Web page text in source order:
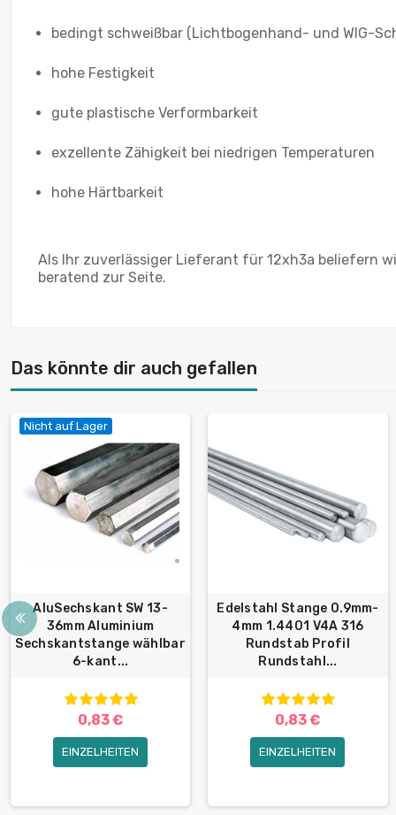
bedingt schweißbar (Lichtbogenhand- und WIG-
hohe Festigkeit
gute plastische Verformbarkeit
exzellente Zähigkeit bei niedrigen Temperaturen
hohe Härtbarkeit
Als Ihr zuverlässiger Lieferant für 12xh3a beliefern
beratend zur Seite.
Das könnte dir auch gefallen
Nicht auf Lager
AluSechskant SW 13-
36mm Aluminium
Sechskantstange wählbar
6-kant...
0,83 €
EINZELHEITEN
Edelstahl Stange 0.9mm-
4mm 1.4401 V4A 316
Rundstab Profil
Rundstahl...
0,83 €
EINZELHEITEN